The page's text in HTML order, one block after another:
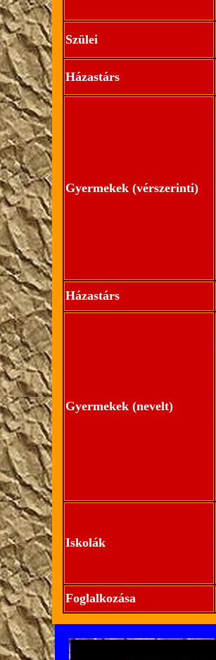
Szülei
Házastárs
Gyermekek (vérszerinti)
Házastárs
Gyermekek (nevelt)
Iskolák
Foglalkozása